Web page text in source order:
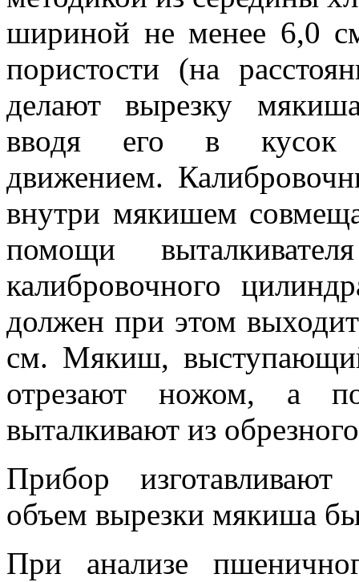
шириной не менее 6,0
пористости (на
делают вырезку
вводя его в кусок
движением.
внутри мякишем
помощи
калибровочного
должен при этом
см. Мякиш,
отрезают ножом, а
выталкивают из
Прибор
объем вырезки мякиша
При анализе